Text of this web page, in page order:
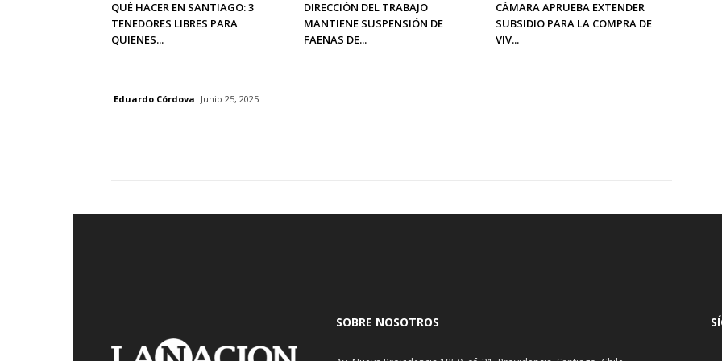
QUÉ HACER EN SANTIAGO: 3
TENEDORES LIBRES PARA
QUIENES...
DIRECCIÓN DEL TRABAJO
MANTIENE SUSPENSIÓN DE
FAENAS DE...
CÁMARA APRUEBA EXTENDER
SUBSIDIO PARA LA COMPRA DE
VIV...
Eduardo Córdova Junio 25, 2025
SOBRE NOSOTROS